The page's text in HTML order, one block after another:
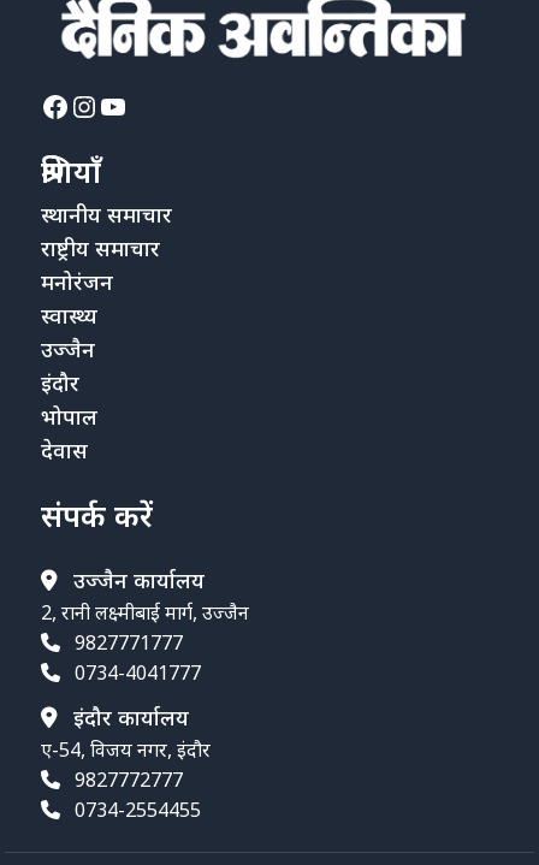
Facebook
Instagram
YouTube
श्रेणियाँ
स्थानीय समाचार
राष्ट्रीय समाचार
मनोरंजन
स्वास्थ्य
उज्जैन
इंदौर
भोपाल
देवास
संपर्क करें
उज्जैन कार्यालय
2, रानी लक्ष्मीबाई मार्ग, उज्जैन
9827771777
0734-4041777
इंदौर कार्यालय
ए-54, विजय नगर, इंदौर
9827772777
0734-2554455